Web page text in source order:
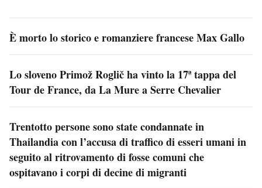
È morto lo storico e romanziere francese Max Gallo
Lo sloveno Primož Roglič ha vinto la 17ª tappa del
Tour de France, da La Mure a Serre Chevalier
Trentotto persone sono state condannate in
Thailandia con l’accusa di traffico di esseri umani in
seguito al ritrovamento di fosse comuni che
ospitavano i corpi di decine di migranti